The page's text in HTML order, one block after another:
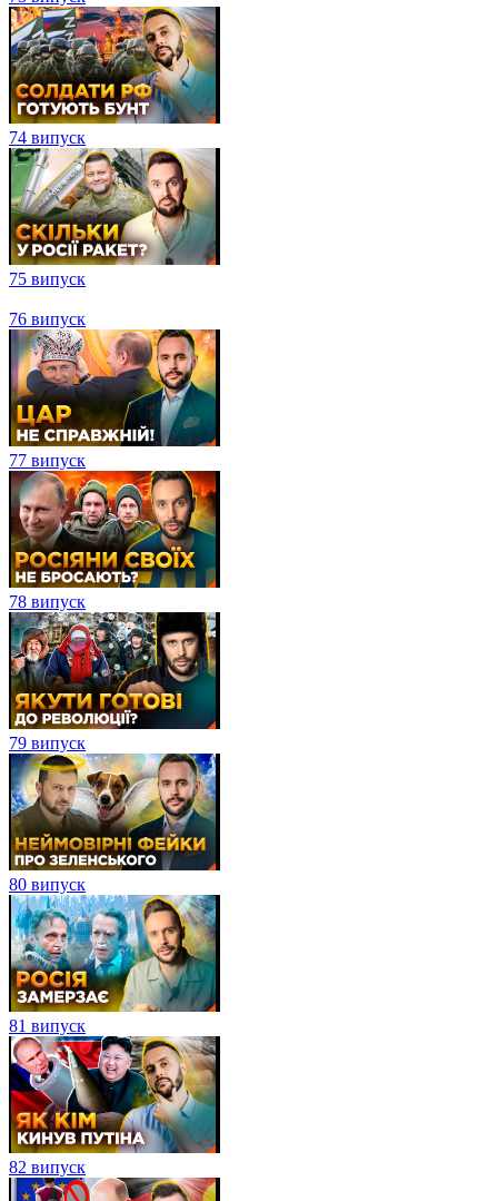
74 випуск
75 випуск
76 випуск
77 випуск
78 випуск
79 випуск
80 випуск
81 випуск
82 випуск